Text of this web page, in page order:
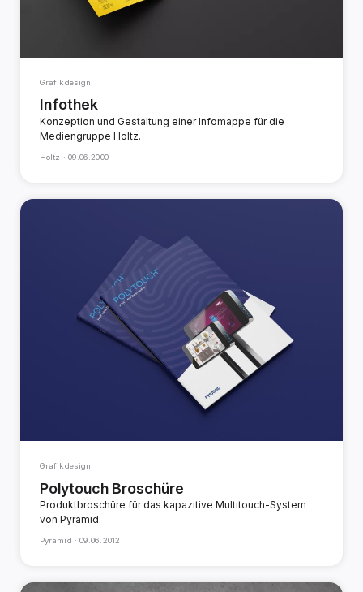
Grafikdesign
Infothek
Konzeption und Gestaltung einer Infomappe für die
Mediengruppe Holtz.
Holtz · 09.06.2000
Grafikdesign
Polytouch Broschüre
Produktbroschüre für das kapazitive Multitouch-System
von Pyramid.
Pyramid · 09.06.2012